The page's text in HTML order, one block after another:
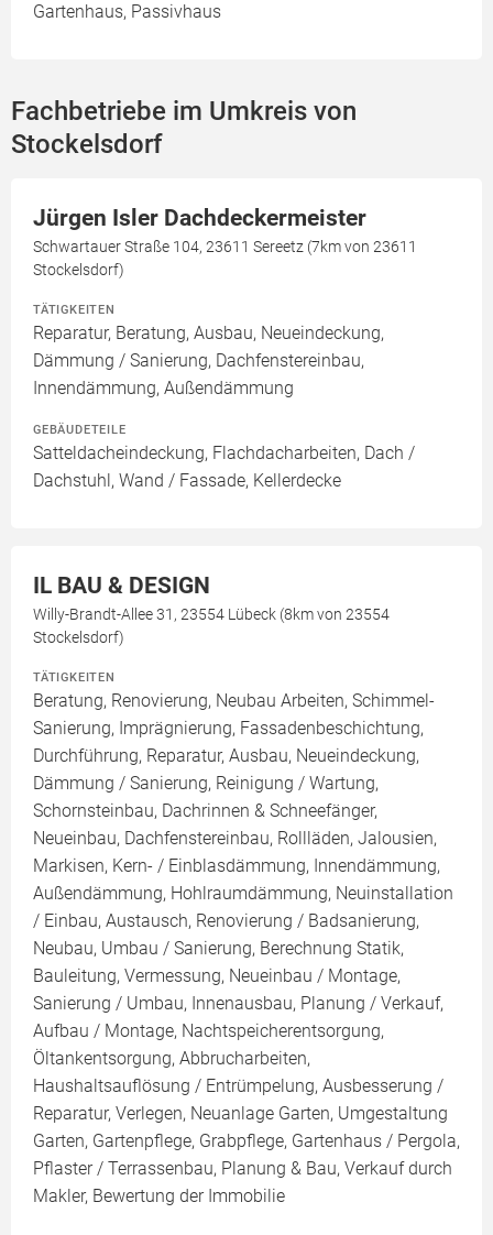
Gartenhaus, Passivhaus
Fachbetriebe im Umkreis von
Stockelsdorf
Jürgen Isler Dachdeckermeister
Schwartauer Straße 104, 23611 Sereetz (7km von 23611
Stockelsdorf)
TÄTIGKEITEN
Reparatur, Beratung, Ausbau, Neueindeckung,
Dämmung / Sanierung, Dachfenstereinbau,
Innendämmung, Außendämmung
GEBÄUDETEILE
Satteldacheindeckung, Flachdacharbeiten, Dach /
Dachstuhl, Wand / Fassade, Kellerdecke
IL BAU & DESIGN
Willy-Brandt-Allee 31, 23554 Lübeck (8km von 23554
Stockelsdorf)
TÄTIGKEITEN
Beratung, Renovierung, Neubau Arbeiten, Schimmel-
Sanierung, Imprägnierung, Fassadenbeschichtung,
Durchführung, Reparatur, Ausbau, Neueindeckung,
Dämmung / Sanierung, Reinigung / Wartung,
Schornsteinbau, Dachrinnen & Schneefänger,
Neueinbau, Dachfenstereinbau, Rollläden, Jalousien,
Markisen, Kern- / Einblasdämmung, Innendämmung,
Außendämmung, Hohlraumdämmung, Neuinstallation
/ Einbau, Austausch, Renovierung / Badsanierung,
Neubau, Umbau / Sanierung, Berechnung Statik,
Bauleitung, Vermessung, Neueinbau / Montage,
Sanierung / Umbau, Innenausbau, Planung / Verkauf,
Aufbau / Montage, Nachtspeicherentsorgung,
Öltankentsorgung, Abbrucharbeiten,
Haushaltsauflösung / Entrümpelung, Ausbesserung /
Reparatur, Verlegen, Neuanlage Garten, Umgestaltung
Garten, Gartenpflege, Grabpflege, Gartenhaus / Pergola,
Pflaster / Terrassenbau, Planung & Bau, Verkauf durch
Makler, Bewertung der Immobilie